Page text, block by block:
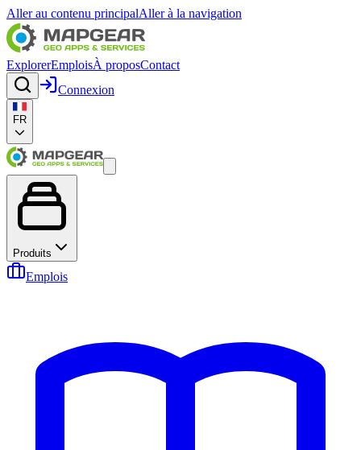
Aller au contenu principalAller à la navigation
ExplorerEmploisÀ proposContact
Connexion
FR
Produits
Emplois